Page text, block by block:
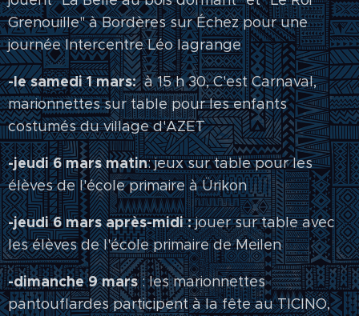
Grenouille" à Bordères sur Échez pour une
journée Intercentre Léo lagrange
-le samedi 1 mars:à 15 h 30, C'est Carnaval,
marionnettes sur table pour les enfants
costumés du village d'AZET
-jeudi 6 mars matin: jeux sur table pour les
élèves de l'école primaire à Ürikon
-jeudi 6 mars après-midi :jouer sur table avec
les élèves de l'école primaire de Meilen
-dimanche 9 mars: les marionnettes
pantouflardes participent à la fête au TICINO,